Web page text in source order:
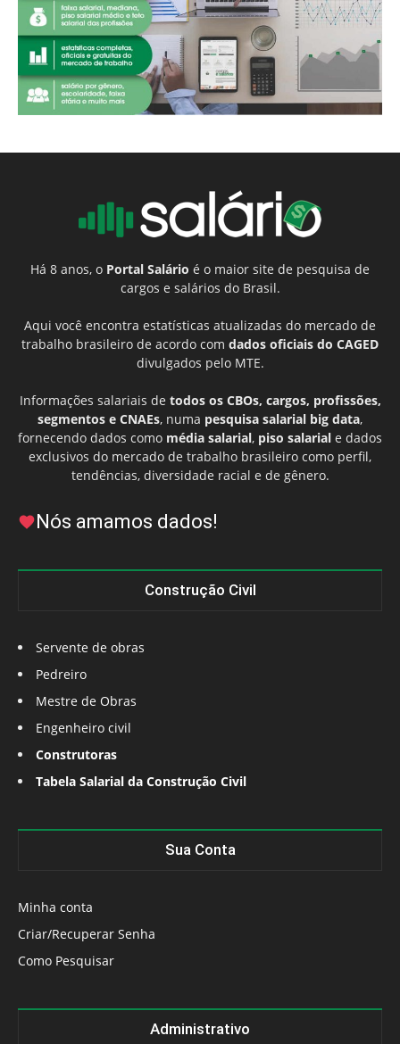
Há 8 anos, o Portal Salário é o maior site de pesquisa de
cargos e salários do Brasil.
Aqui você encontra estatísticas atualizadas do mercado de
trabalho brasileiro de acordo com dados oficiais do CAGED
divulgados pelo MTE.
Informações salariais de todos os CBOs, cargos, profissões,
segmentos e CNAEs, numa pesquisa salarial big data,
fornecendo dados como média salarial, piso salarial e dados
exclusivos do mercado de trabalho brasileiro como perfil,
tendências, diversidade racial e de gênero.
Nós amamos dados!
Construção Civil
Servente de obras
Pedreiro
Mestre de Obras
Engenheiro civil
Construtoras
Tabela Salarial da Construção Civil
Sua Conta
Minha conta
Criar/Recuperar Senha
Como Pesquisar
Administrativo